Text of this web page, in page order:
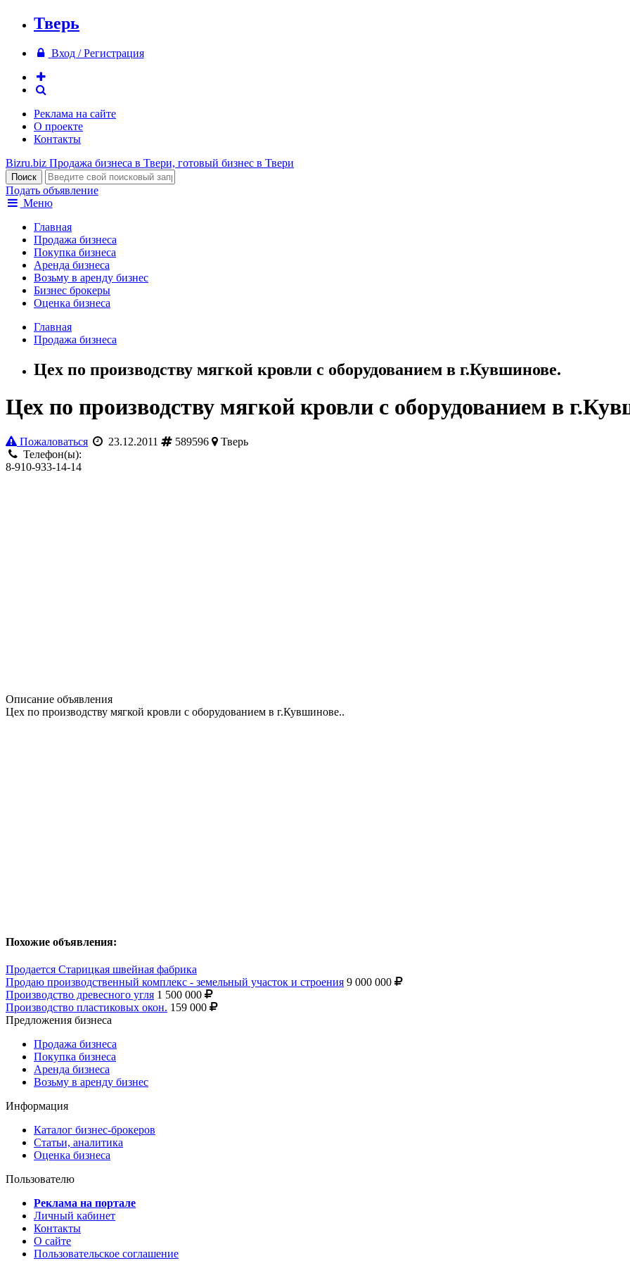
Тверь
Вход / Регистрация
Реклама на сайте
О проекте
Контакты
Bizru.biz Продажа бизнеса в Твери, готовый бизнес в Твери
Подать объявление
Меню
Главная
Продажа бизнеса
Покупка бизнеса
Аренда бизнеса
Возьму в аренду бизнес
Бизнес брокеры
Оценка бизнеса
Главная
Продажа бизнеса
Цех по производству мягкой кровли с оборудованием в г.Кувшинове.
Цех по производству мягкой кровли с оборудованием в
Пожаловаться 23.12.2011 589596
Тверь
Телефон(ы):
8-910-933-14-14
Описание объявления
Цех по производству мягкой кровли с оборудованием в г.Кувшинове..
Похожие объявления:
Продается Старицкая швейная фабрика
Продаю производственный комплекс - земельный участок и строения 9 000 000
Производство древесного угля 1 500 000
Производство пластиковых окон. 159 000
Предложения бизнеса
Продажа бизнеса
Покупка бизнеса
Аренда бизнеса
Возьму в аренду бизнес
Информация
Каталог бизнес-брокеров
Статьи, аналитика
Оценка бизнеса
Пользователю
Реклама на портале
Личный кабинет
Контакты
О сайте
Пользовательское соглашение